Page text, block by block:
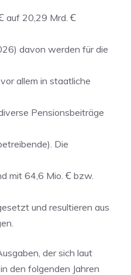
auf 20,29 Mrd. Ꞓ
davon werden für die
allem in staatliche
Pensionsbeiträge
Die
mit 64,6 Mio. Ꞓ bzw.
und resultieren aus
der sich laut
den folgenden Jahren